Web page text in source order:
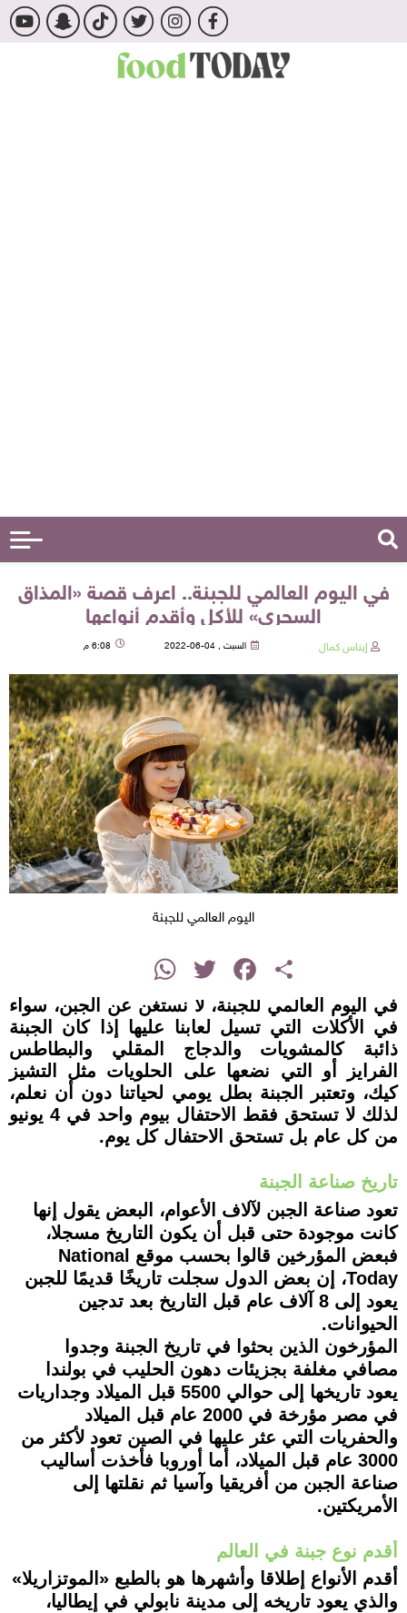
في اليوم العالمي للجبنة.. اعرف قصة «المذاق
السحري» للأكل وأقدم أنواعها
إيناس كمال السبت , 04-06-2022 6:08 م
اليوم العالمي للجبنة
Share
Facebook
Twitter
WhatsApp
في اليوم العالمي للجبنة، لا نستغن عن الجبن، سواء
في الأكلات التي تسيل لعابنا عليها إذا كان الجبنة
ذائبة كالمشويات والدجاج المقلي والبطاطس
الفرايز أو التي نضعها على الحلويات مثل التشيز
كيك، وتعتبر الجبنة بطل يومي لحياتنا دون أن نعلم،
لذلك لا تستحق فقط الاحتفال بيوم واحد في 4 يونيو
من كل عام بل تستحق الاحتفال كل يوم.
تاريخ صناعة الجبنة
تعود صناعة الجبن لآلاف الأعوام، البعض يقول إنها
كانت موجودة حتى قبل أن يكون التاريخ مسجلا،
فبعض المؤرخين قالوا بحسب موقع National
Today، إن بعض الدول سجلت تاريخًا قديمًا للجبن
يعود إلى 8 آلاف عام قبل التاريخ بعد تدجين
الحيوانات.
المؤرخون الذين بحثوا في تاريخ الجبنة وجدوا
مصافي مغلفة بجزيئات دهون الحليب في بولندا
يعود تاريخها إلى حوالي 5500 قبل الميلاد وجداريات
في مصر مؤرخة في 2000 عام قبل الميلاد
والحفريات التي عثر عليها في الصين تعود لأكثر من
3000 عام قبل الميلاد، أما أوروبا فأخذت أساليب
صناعة الجبن من أفريقيا وآسيا ثم نقلتها إلى
الأمريكتين.
أقدم نوع جبنة في العالم
أقدم الأنواع إطلاقا وأشهرها هو بالطبع «الموتزاريلا»
والذي يعود تاريخه إلى مدينة نابولي في إيطاليا،